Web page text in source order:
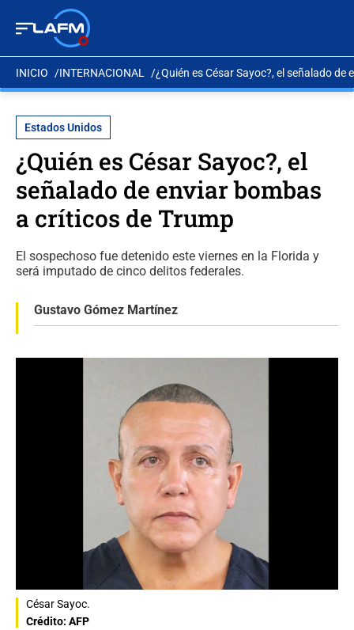
INICIO INTERNACIONAL ¿Quién es César Sayoc?, el señalado
Estados Unidos
¿Quién es César Sayoc?, el
señalado de enviar bombas
a críticos de Trump
El sospechoso fue detenido este viernes en la Florida y
será imputado de cinco delitos federales.
Gustavo Gómez Martínez
César Sayoc.
Crédito: AFP